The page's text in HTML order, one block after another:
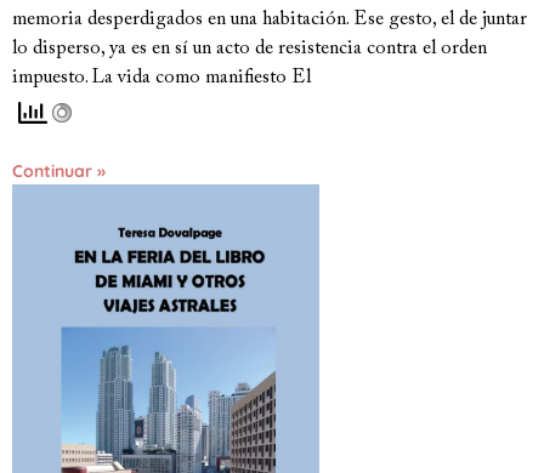
memoria desperdigados en una habitación. Ese gesto, el de juntar
lo disperso, ya es en sí un acto de resistencia contra el orden
impuesto. La vida como manifiesto El
Continuar »